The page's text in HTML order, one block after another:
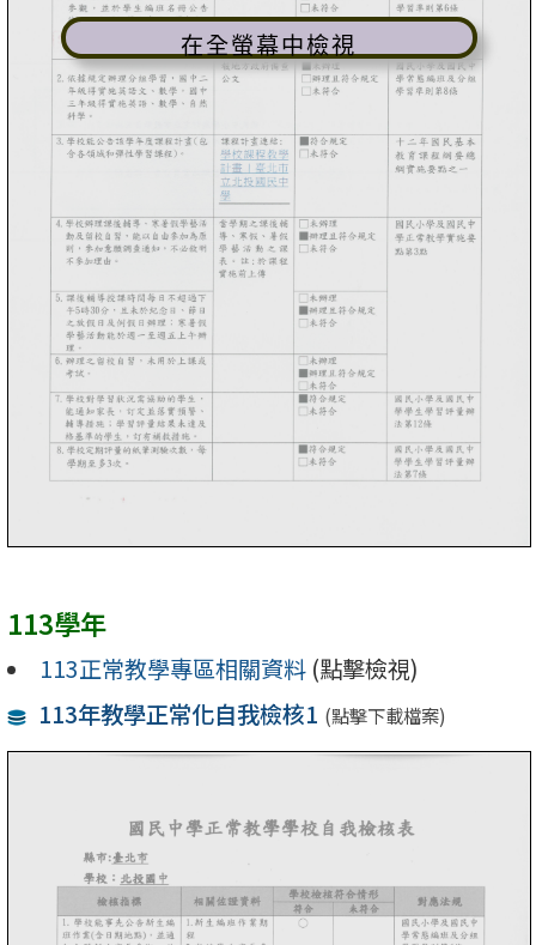
在全螢幕中檢視
113學年
113正常教學專區相關資料 (點擊檢視)
113年教學正常化自我檢核1 (點擊下載檔案)